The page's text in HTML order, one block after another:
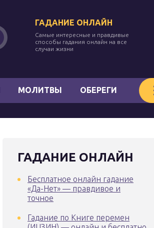
ГАДАНИЕ ОНЛАЙН
Самые интересные и правдивые
способы гадания онлайн на все
случаи жизни
МОЛИТВЫ ОБЕРЕГИ
ГАДАНИЕ ОНЛАЙН
Бесплатное онлайн гадание
«Да-Нет» — правдивое и
точное
Гадание по Книге перемен